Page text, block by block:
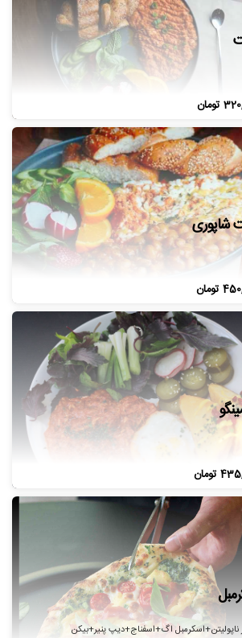
تومان
شاپوری
تومان
تومان
ناپولیتن+اسکرمبل اگ+اسفناج+دیپ پنیر+بیکن